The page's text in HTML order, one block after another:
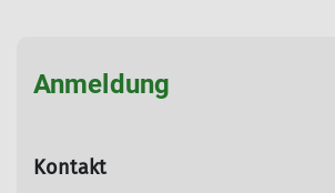
Anmeldung
Kontakt